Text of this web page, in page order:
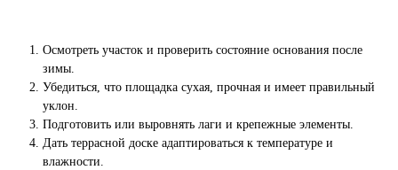
Осмотреть участок и проверить состояние основания после
зимы.
Убедиться, что площадка сухая, прочная и имеет правильный
уклон.
Подготовить или выровнять лаги и крепежные элементы.
Дать террасной доске адаптироваться к температуре и
влажности.